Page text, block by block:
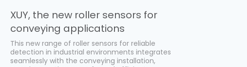
XUY, the new roller sensors for
conveying applications
This new range of roller sensors for reliable
detection in industrial environments integrates
seamlessly with the conveying installation,